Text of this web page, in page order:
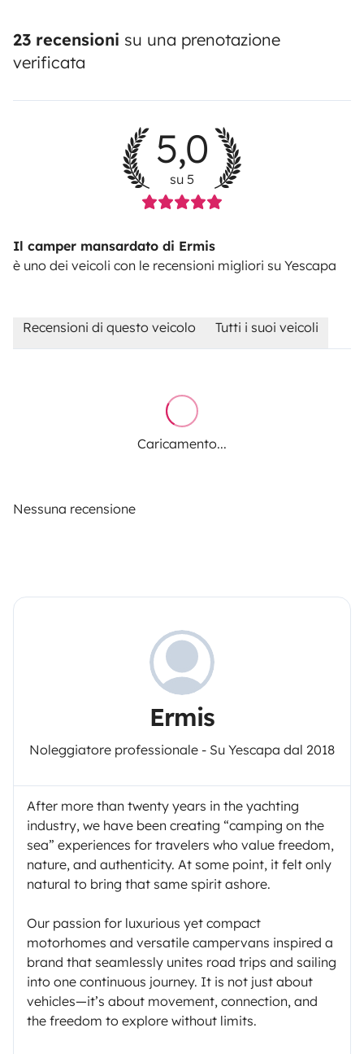
23 recensioni su una prenotazione
verificata
5,0
su 5
Il camper mansardato di Ermis
è uno dei veicoli con le recensioni migliori su Yescapa
Recensioni di questo veicolo Tutti i suoi veicoli
Caricamento...
Nessuna recensione
Ermis
Noleggiatore professionale - Su Yescapa dal 2018
After more than twenty years in the yachting
industry, we have been creating “camping on the
sea” experiences for travelers who value freedom,
nature, and authenticity. At some point, it felt only
natural to bring that same spirit ashore.
Our passion for luxurious yet compact
motorhomes and versatile campervans inspired a
brand that seamlessly unites road trips and sailing
into one continuous journey. It is not just about
vehicles—it’s about movement, connection, and
the freedom to explore without limits.